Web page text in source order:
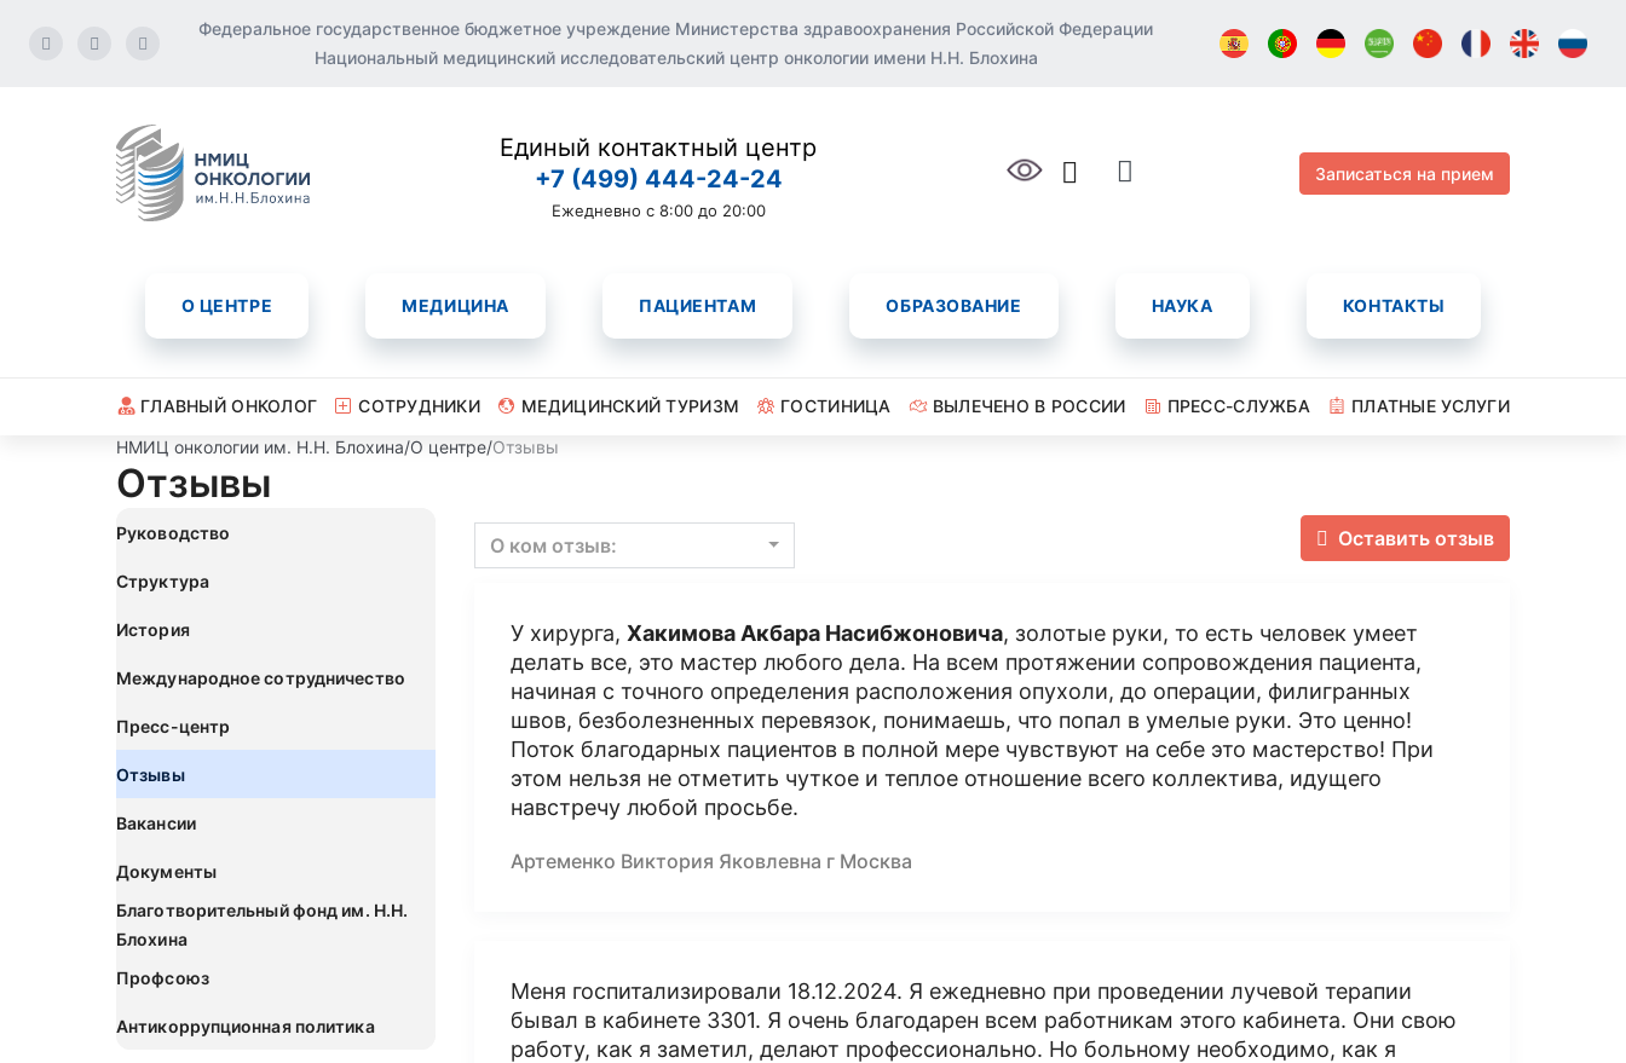
Федеральное государственное бюджетное учреждение Министерства здравоохранения Российской Федерации
Национальный медицинский исследовательский центр онкологии имени Н.Н. Блохина
Единый контактный центр
+7 (499) 444-24-24
Ежедневно с 8:00 до 20:00
Записаться на прием
О ЦЕНТРЕ МЕДИЦИНА ПАЦИЕНТАМ ОБРАЗОВАНИЕ НАУКА КОНТАКТЫ
ГЛАВНЫЙ ОНКОЛОГ СОТРУДНИКИ МЕДИЦИНСКИЙ ТУРИЗМ ГОСТИНИЦА ВЫЛЕЧЕНО В РОССИИ ПРЕСС-СЛУЖБА
ПЛАТНЫЕ УСЛУГИ
НМИЦ онкологии им. Н.Н. Блохина/О центре/Отзывы
Отзывы
Руководство
Структура
История
Международное сотрудничество
Пресс-центр
Отзывы
Вакансии
Документы
Благотворительный фонд им. Н.Н.
Блохина
Профсоюз
Антикоррупционная политика
Оставить отзыв
О ком отзыв:
У хирурга, Хакимова Акбара Насибжоновича, золотые руки, то есть человек умеет
делать все, это мастер любого дела. На всем протяжении сопровождения пациента,
начиная с точного определения расположения опухоли, до операции, филигранных
швов, безболезненных перевязок, понимаешь, что попал в умелые руки. Это ценно!
Поток благодарных пациентов в полной мере чувствуют на себе это мастерство! При
этом нельзя не отметить чуткое и теплое отношение всего коллектива, идущего
навстречу любой просьбе.
Артеменко Виктория Яковлевна г Москва
Меня госпитализировали 18.12.2024. Я ежедневно при проведении лучевой терапии
бывал в кабинете 3301. Я очень благодарен всем работникам этого кабинета. Они свою
работу, как я заметил, делают профессионально. Но больному необходимо, как я